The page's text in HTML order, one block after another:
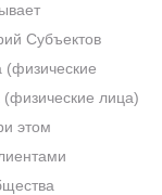
Субъектов
лица)
этом